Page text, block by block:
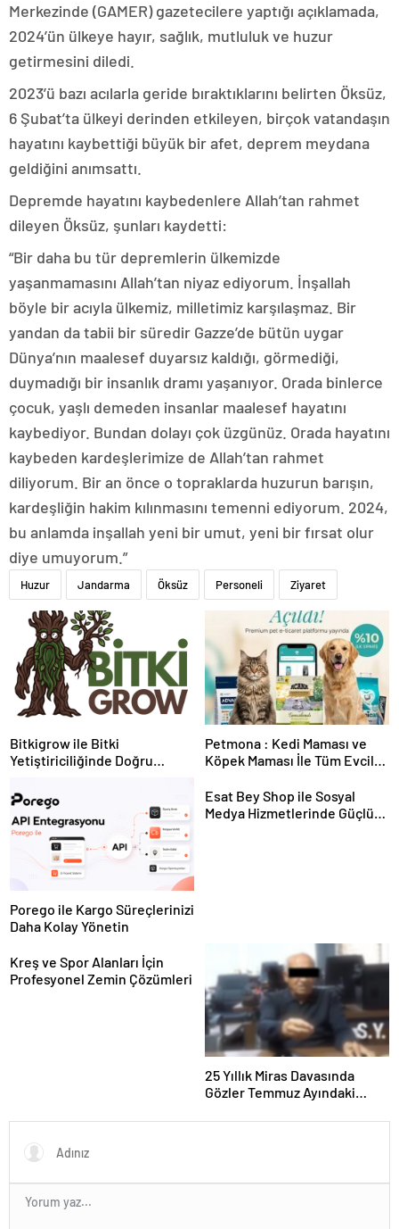
Merkezinde (GAMER) gazetecilere yaptığı açıklamada,
2024’ün ülkeye hayır, sağlık, mutluluk ve huzur
getirmesini diledi.
2023’ü bazı acılarla geride bıraktıklarını belirten Öksüz,
6 Şubat’ta ülkeyi derinden etkileyen, birçok vatandaşın
hayatını kaybettiği büyük bir afet, deprem meydana
geldiğini anımsattı.
Depremde hayatını kaybedenlere Allah’tan rahmet
dileyen Öksüz, şunları kaydetti:
“Bir daha bu tür depremlerin ülkemizde
yaşanmamasını Allah’tan niyaz ediyorum. İnşallah
böyle bir acıyla ülkemiz, milletimiz karşılaşmaz. Bir
yandan da tabii bir süredir Gazze’de bütün uygar
Dünya’nın maalesef duyarsız kaldığı, görmediği,
duymadığı bir insanlık dramı yaşanıyor. Orada binlerce
çocuk, yaşlı demeden insanlar maalesef hayatını
kaybediyor. Bundan dolayı çok üzgünüz. Orada hayatını
kaybeden kardeşlerimize de Allah’tan rahmet
diliyorum. Bir an önce o topraklarda huzurun barışın,
kardeşliğin hakim kılınmasını temenni ediyorum. 2024,
bu anlamda inşallah yeni bir umut, yeni bir fırsat olur
diye umuyorum.”
Huzur Jandarma Öksüz Personeli Ziyaret
Bitkigrow ile Bitki
Yetiştiriciliğinde Doğru
Petmona : Kedi Maması ve
Köpek Maması İle Tüm Evcil
Porego ile Kargo Süreçlerinizi
Daha Kolay Yönetin
Esat Bey Shop ile Sosyal
Medya Hizmetlerinde Güçlü
Kreş ve Spor Alanları İçin
Profesyonel Zemin Çözümleri
25 Yıllık Miras Davasında
Gözler Temmuz Ayındaki